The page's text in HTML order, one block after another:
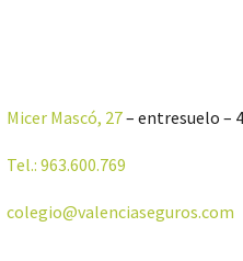
Micer Mascó, 27– entresuelo –
Tel.: 963.600.769
colegio@valenciaseguros.com